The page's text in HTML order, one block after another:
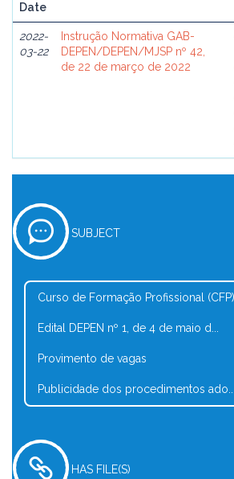
Date
2022-
03-22
Instrução Normativa GAB-
DEPEN/DEPEN/MJSP nº 42,
de 22 de março de 2022
SUBJECT
Curso de Formação Profissional (CFP)
Edital DEPEN nº 1, de 4 de maio d...
Provimento de vagas
Publicidade dos procedimentos ado...
HAS FILE(S)